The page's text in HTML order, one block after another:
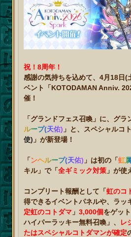
祝！8周年！
感謝の気持ちを込めて、4月18日(
ベント「KOTODAMAN Anniv.
催！
「グランドフェス召喚」に、グラ
ループ(天佑) 」と、スペシャルコ
使) 」が新登場！
「ンヘループ(天佑) 」は初の「虹
キル」で「全ギミック対策 」が使
コンプリート報酬として「虹のコ
得できるイベントパネルや、ラッ
定虹のコトダマ 」3,000個をゲッ
ハイパーラッキー無料召喚」、
レ
たはスペシャルコトダマンが確定